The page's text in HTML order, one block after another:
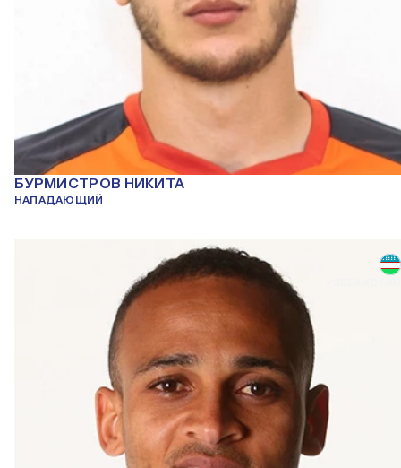
БУРМИСТРОВ НИКИТА
НАПАДАЮЩИЙ